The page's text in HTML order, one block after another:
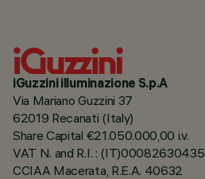
iGuzzini illuminazione S.p.A
Via Mariano Guzzini 37
62019 Recanati (Italy)
Share Capital €21.050.000,00 i.v.
VAT N. and R.I. : (IT)00082630435
CCIAA Macerata, R.E.A. 40632